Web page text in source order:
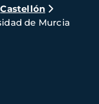
Castellón
de Murcia